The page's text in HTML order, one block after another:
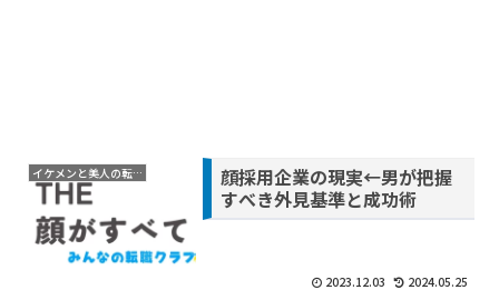
イケメンと美人の転職
顔採用企業の現実←男が把握
すべき外見基準と成功術
2023.12.03 2024.05.25